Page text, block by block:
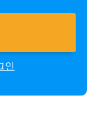
인